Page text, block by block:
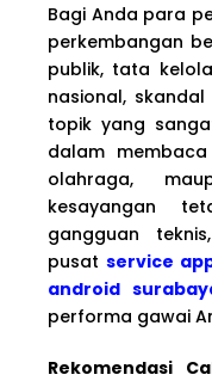
Bagi Anda para
perkembangan
publik, tata
nasional,
topik yang
dalam
olahraga,
kesayangan
gangguan
pusatservice
android
performa gawai
Rekomendasi